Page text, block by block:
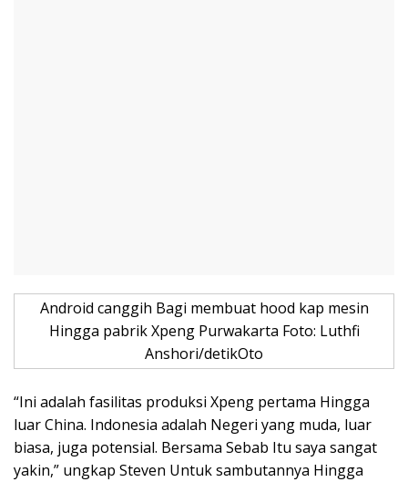
Android canggih Bagi membuat hood kap mesin
Hingga pabrik Xpeng Purwakarta Foto: Luthfi
Anshori/detikOto
“Ini adalah fasilitas produksi Xpeng pertama Hingga
luar China. Indonesia adalah Negeri yang muda, luar
biasa, juga potensial. Bersama Sebab Itu saya sangat
yakin,” ungkap Steven Untuk sambutannya Hingga